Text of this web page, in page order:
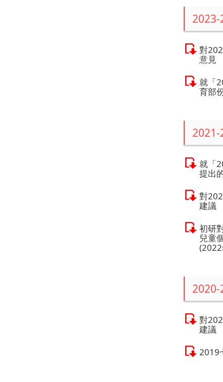
對
意見
就「
育部
2021-
就「
提出
對
建議
初研
兒童
2020-
對
建議
2019